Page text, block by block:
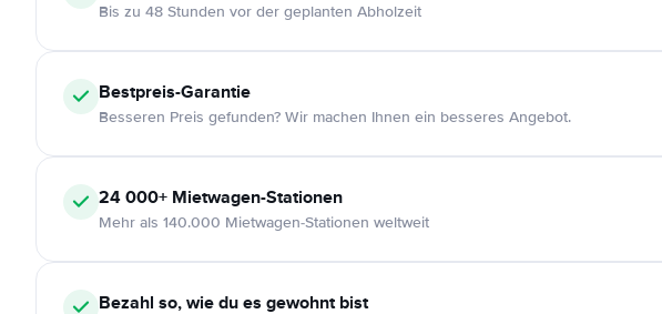
Bis zu 48 Stunden vor der geplanten Abholzeit
Bestpreis-Garantie
Besseren Preis gefunden? Wir machen Ihnen ein besseres Angebot.
24 000+ Mietwagen-Stationen
Mehr als 140.000 Mietwagen-Stationen weltweit
Bezahl so, wie du es gewohnt bist